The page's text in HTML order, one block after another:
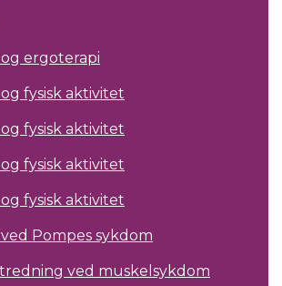
og ergoterapi
fysisk aktivitet
fysisk aktivitet
fysisk aktivitet
fysisk aktivitet
ved Pompes sykdom
ved muskelsykdom